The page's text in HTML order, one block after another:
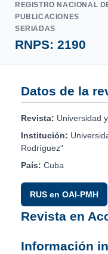
REGISTRO NACIONAL
PUBLICACIONES
SERIADAS
RNPS: 2190
Datos de la
Revista: Universidad
Institución:
Rodríguez”
País: Cuba
RUS en OAI-PMH
Revista en
Información